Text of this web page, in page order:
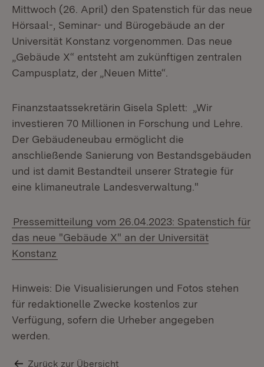
Mittwoch (26. April) den Spatenstich für das neue
Hörsaal-, Seminar- und Bürogebäude an der
Universität Konstanz vorgenommen. Das neue
„Gebäude X“ entsteht am zukünftigen zentralen
Campusplatz, der „Neuen Mitte“.
Finanzstaatssekretärin Gisela Splett: „Wir
investieren 70 Millionen in Forschung und Lehre.
Der Gebäudeneubau ermöglicht die
anschließende Sanierung von Bestandsgebäuden
und ist damit Bestandteil unserer Strategie für
eine klimaneutrale Landesverwaltung."
Pressemitteilung vom 26.04.2023: Spatenstich für
das neue "Gebäude X" an der Universität
Konstanz
Hinweis: Die Visualisierungen und Fotos stehen
für redaktionelle Zwecke kostenlos zur
Verfügung, sofern die Urheber angegeben
werden.
Zurück zur Übersicht